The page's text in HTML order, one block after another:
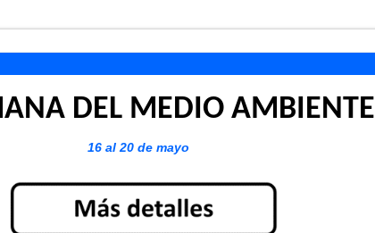
DEL MEDIO AMBIENTE
16 al 20 de mayo